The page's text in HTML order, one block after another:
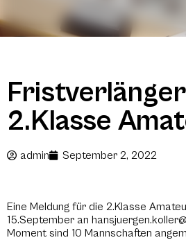
2.Klasse
admin September 2, 2022
Eine Meldung für die 2.Klasse
15.September an
Moment sind 10 Mannschaften